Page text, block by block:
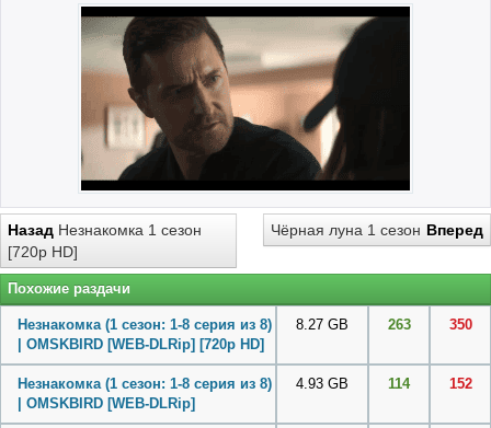
Назад Незнакомка 1 сезон
[720p HD]
Вперед
Чёрная луна 1 сезон
Похожие раздачи
Незнакомка (1 сезон: 1-8 серия из 8)
| OMSKBIRD [WEB-DLRip] [720p HD]
8.27 GB 263 350
Незнакомка (1 сезон: 1-8 серия из 8)
| OMSKBIRD [WEB-DLRip]
4.93 GB 114 152